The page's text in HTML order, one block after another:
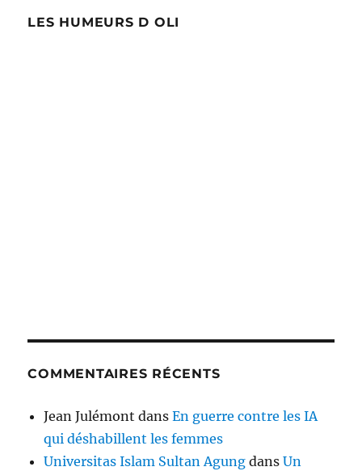
LES HUMEURS D OLI
COMMENTAIRES RÉCENTS
Jean Julémont dansEn guerre contre les IA
qui déshabillent les femmes
Universitas Islam Sultan Agung dansUn